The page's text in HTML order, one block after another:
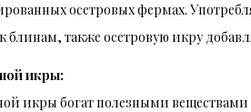
осетровых фермах.
блинам, также осетровую икру
икры:
икры богат полезными